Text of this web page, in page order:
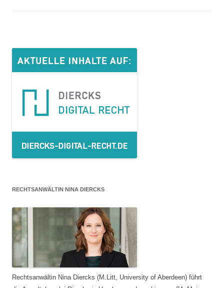
RECHTSANWÄLTIN NINA DIERCKS
Rechtsanwältin Nina Diercks (M.Litt, University of Aberdeen) führt